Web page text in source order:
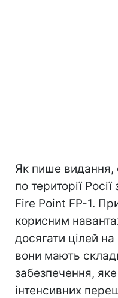
Як пише видання,
по території
Fire Point FP-1.
корисним
досягати цілей
вони мають
забезпечення,
інтенсивних